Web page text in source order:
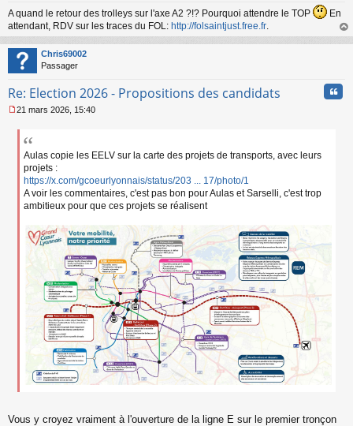
A quand le retour des trolleys sur l'axe A2 ?!? Pourquoi attendre le TOP
En
attendant, RDV sur les traces du FOL: http://folsaintjust.free.fr
au
Chris69002
Passager
Re: Election 2026 - Propositions des candidats
e
21 mars 2026, 15:40
Aulas copie les EELV sur la carte des projets de transports, avec leurs
projets :
https://x.com/gcoeurlyonnais/status/203 ... 17/photo/1
A voir les commentaires, c'est pas bon pour Aulas et Sarselli, c'est trop
ambitieux pour que ces projets se réalisent
Vous y croyez vraiment à l'ouverture de la ligne E sur le premier tronçon